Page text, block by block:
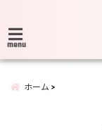
menu
ホーム